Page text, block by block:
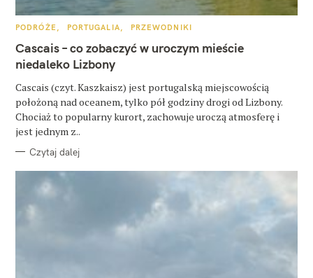
K
T
E
G
O
I
E
PODRÓŻE PORTUGALIA PRZEWODNIKI
Cascais – co zobaczyć w uroczym mieście
niedaleko Lizbony
Cascais (czyt. Kaszkaisz) jest portugalską miejscowością
położoną nad oceanem, tylko pół godziny drogi od Lizbony.
Chociaż to popularny kurort, zachowuje uroczą atmosferę i
jest jednym z..
Czytaj dalej